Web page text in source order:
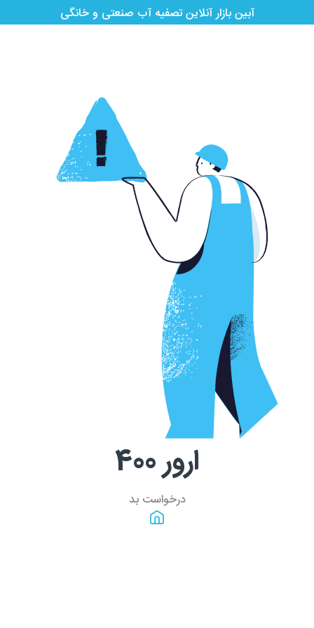
آبین بازار آنلاین تصفیه آب صنعتی و خانگی
ارور400
درخواست بد